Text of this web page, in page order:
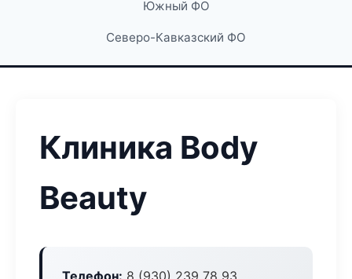
Южный ФО
Северо-Кавказский ФО
Клиника Body
Beauty
Телефон: 8 (930) 239 78 93